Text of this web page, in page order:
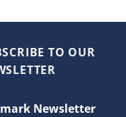
TO OUR
Newsletter